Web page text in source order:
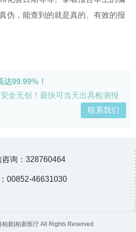
伪，能查到的就是真的、有效的报
99.99%！
全无创！最快可当天出具检测报
联系我们
咨询：328760464
00852-46631030
新|柏新医疗 All Rights Reserved